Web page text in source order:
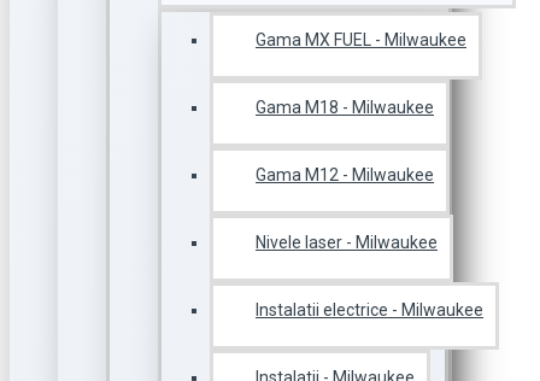
Gama MX FUEL - Milwaukee
Gama M18 - Milwaukee
Gama M12 - Milwaukee
Nivele laser - Milwaukee
Instalatii electrice - Milwaukee